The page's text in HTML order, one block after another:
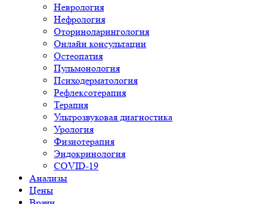
Неврология
Нефрология
Оториноларингология
Онлайн консультации
Остеопатия
Пульмонология
Психодерматология
Рефлексотерапия
Терапия
Ультрозвуковая диагностика
Урология
Физиотерапия
Эндокринология
COVID-19
Анализы
Цены